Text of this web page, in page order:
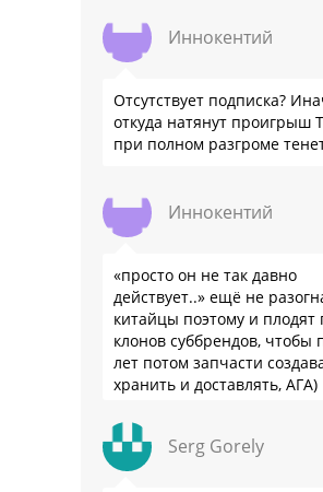
Иннокентий
Отсутствует подписка?
откуда натянут проигрыш
при полном разгроме
Иннокентий
«просто он не так давно
действует..» ещё не
китайцы поэтому и плодят
клонов суббрендов, чтобы
лет потом запчасти
хранить и доставлять, АГА)
Serg Gorely